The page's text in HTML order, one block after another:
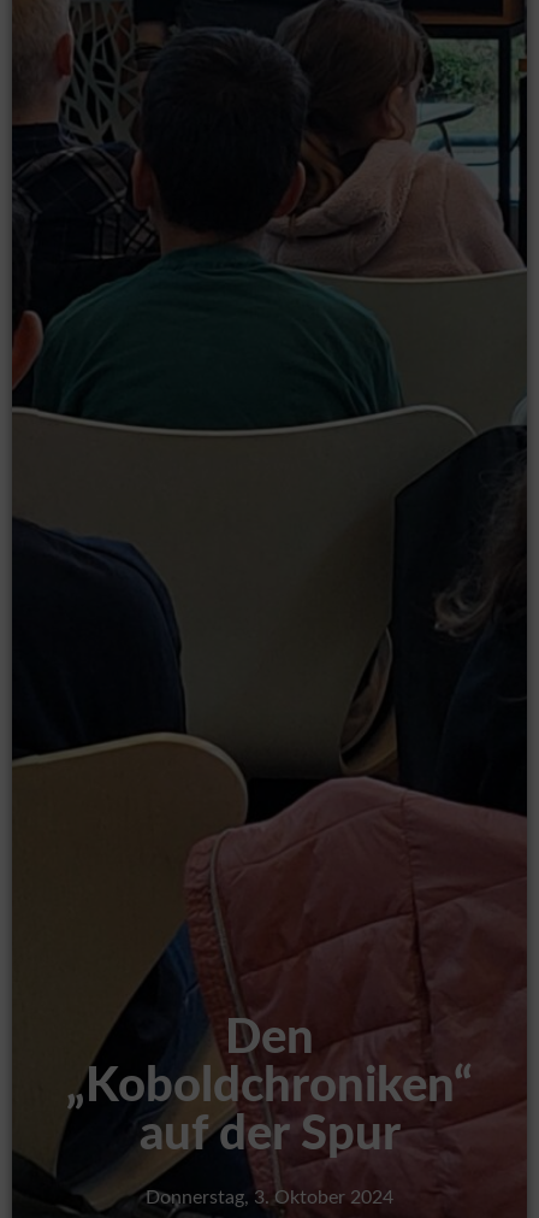
Den
„Koboldchroniken“
auf der Spur
Donnerstag, 3. Oktober 2024